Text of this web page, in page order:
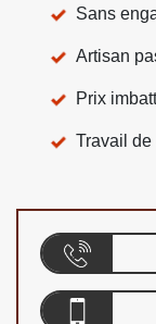
Sans
Artisan
Prix
Travail